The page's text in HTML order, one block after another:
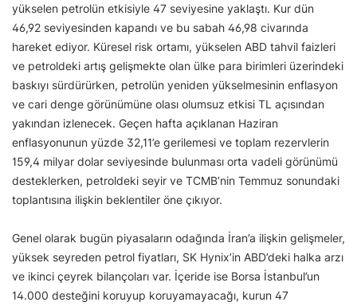
yükselen petrolün etkisiyle 47 seviyesine yaklaştı. Kur dün
46,92 seviyesinden kapandı ve bu sabah 46,98 civarında
hareket ediyor. Küresel risk ortamı, yükselen ABD tahvil faizleri
ve petroldeki artış gelişmekte olan ülke para birimleri üzerindeki
baskıyı sürdürürken, petrolün yeniden yükselmesinin enflasyon
ve cari denge görünümüne olası olumsuz etkisi TL açısından
yakından izlenecek. Geçen hafta açıklanan Haziran
enflasyonunun yüzde 32,11’e gerilemesi ve toplam rezervlerin
159,4 milyar dolar seviyesinde bulunması orta vadeli görünümü
desteklerken, petroldeki seyir ve TCMB’nin Temmuz sonundaki
toplantısına ilişkin beklentiler öne çıkıyor.
Genel olarak bugün piyasaların odağında İran’a ilişkin gelişmeler,
yüksek seyreden petrol fiyatları, SK Hynix’in ABD’deki halka arzı
ve ikinci çeyrek bilançoları var. İçeride ise Borsa İstanbul’un
14.000 desteğini koruyup koruyamayacağı, kurun 47